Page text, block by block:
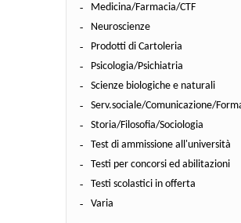
Medicina/Farmacia/CTF
Neuroscienze
Prodotti di Cartoleria
Psicologia/Psichiatria
Scienze biologiche e naturali
Serv.sociale/Comunicazione/
Storia/Filosofia/Sociologia
Test di ammissione all'università
Testi per concorsi ed abilitazioni
Testi scolastici in offerta
Varia